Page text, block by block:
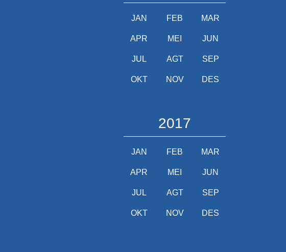
JAN FEB MAR
APR MEI JUN
JUL AGT SEP
OKT NOV DES
2017
JAN FEB MAR
APR MEI JUN
JUL AGT SEP
OKT NOV DES